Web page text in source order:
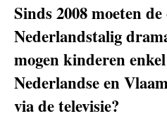
Sinds 2008 moeten
Nederlandstalig
mogen kinderen
Nederlandse en
via de televisie?